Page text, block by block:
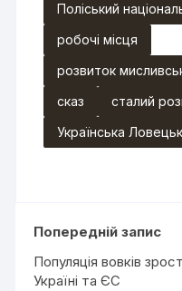
Поліський
робочі місця
розвиток
сказ
сталий
Українська
Попередній запис
Популяція вовків
Україні та ЄС